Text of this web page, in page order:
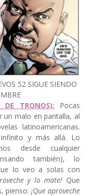
52 SIGUE SIENDO
DE TRONOS):
Pocas
un malo en pantalla, al
latinoamericanas.
y más allá. Lo
desde cualquier
también), lo
lo veo a solas con
y lo mate! Que
pienso: ¡Que aproveche